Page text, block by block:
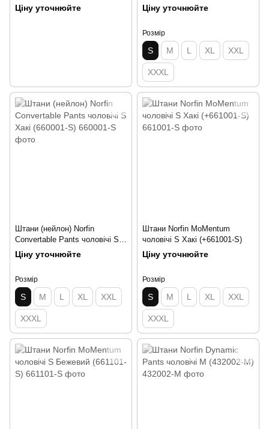
Ціну уточнюйте Ціну уточнюйте
Розмір
S M L XL XXL
XXXL
Штани (нейлон) Norfin
Convertable Pants чоловічі S
Хакі (660001-S)
Ціну уточнюйте
Розмір
S M L XL XXL
XXXL
Штани Norfin MoMentum
чоловічі S Хакі (+661001-S)
Ціну уточнюйте
Розмір
S M L XL XXL
XXXL